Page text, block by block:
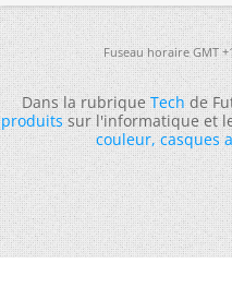
Fuseau horaire GMT
Dans la rubriqueTechde
produitssur l'informatique et
couleur,casques